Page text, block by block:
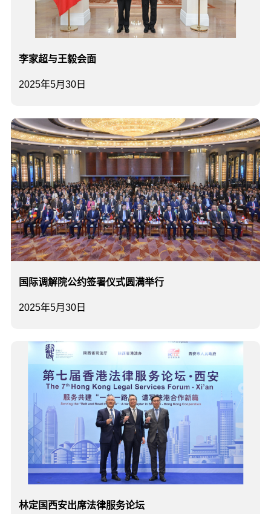
2025年5月30日
李家超与王毅会面
2025年5月30日
国际调解院公约签署仪式圆满举行
林定国西安出席法律服务论坛